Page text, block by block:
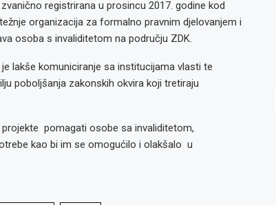
registrirana u prosincu 2017. godine kod
organizacija za formalno pravnim djelovanjem i
osoba s invaliditetom na području ZDK.
lakše komuniciranje sa institucijama vlasti te
poboljšanja zakonskih okvira koji tretiraju
pomagati osobe sa invaliditetom,
kao bi im se omogućilo i olakšalo u